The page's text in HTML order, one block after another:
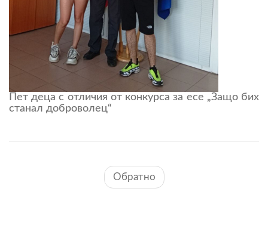
Пет деца с отличия от конкурса за есе „Защо бих
станал доброволец“
Обратно